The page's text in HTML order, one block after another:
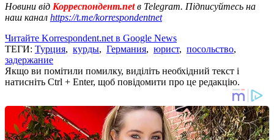
Новини від Корреспондент.netв Telegram. Підписуйтесь на
наш канал https://t.me/korrespondentnet
Читайте Korrespondent.net в Google News
ТЕГИ: Турция, курды, Германия, юрист, посольство,
задержание
Якщо ви помітили помилку, виділіть необхідний текст і
натисніть Ctrl + Enter, щоб повідомити про це редакцію.